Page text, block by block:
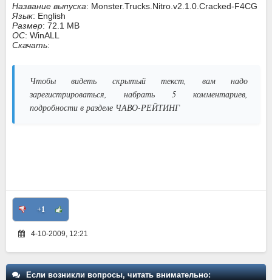
Название выпуска: Monster.Trucks.Nitro.v2.1.0.Cracked-F4CG
Язык: English
Размер: 72.1 MB
ОС: WinALL
Скачать:
Чтобы видеть скрытый текст, вам надо
зарегистрироваться, набрать 5 комментариев,
подробности в разделе ЧАВО-РЕЙТИНГ
+1
4-10-2009, 12:21
Если возникли вопросы, читать внимательно: